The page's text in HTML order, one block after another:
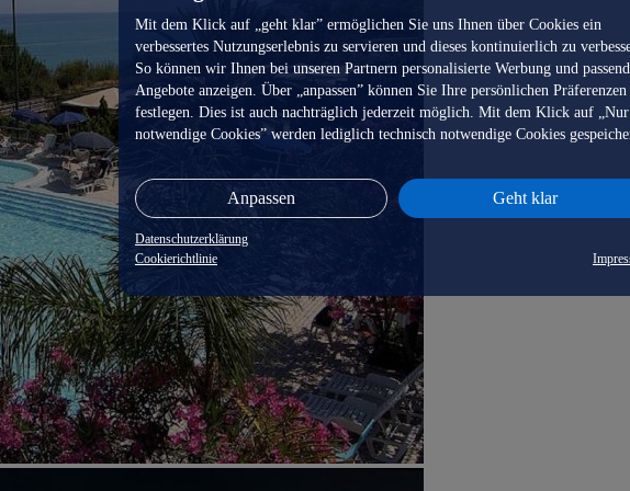
Mit dem Klick auf „geht klar” ermöglichen Sie uns Ihnen über Cookies ein
verbessertes Nutzungserlebnis zu servieren und dieses kontinuierlich zu
So können wir Ihnen bei unseren Partnern personalisierte Werbung und
Angebote anzeigen. Über „anpassen” können Sie Ihre persönlichen Präferenzen
festlegen. Dies ist auch nachträglich jederzeit möglich. Mit dem Klick auf „Nur
notwendige Cookies” werden lediglich technisch notwendige Cookies
Anpassen Geht klar
Datenschutzerklärung
Cookierichtlinie